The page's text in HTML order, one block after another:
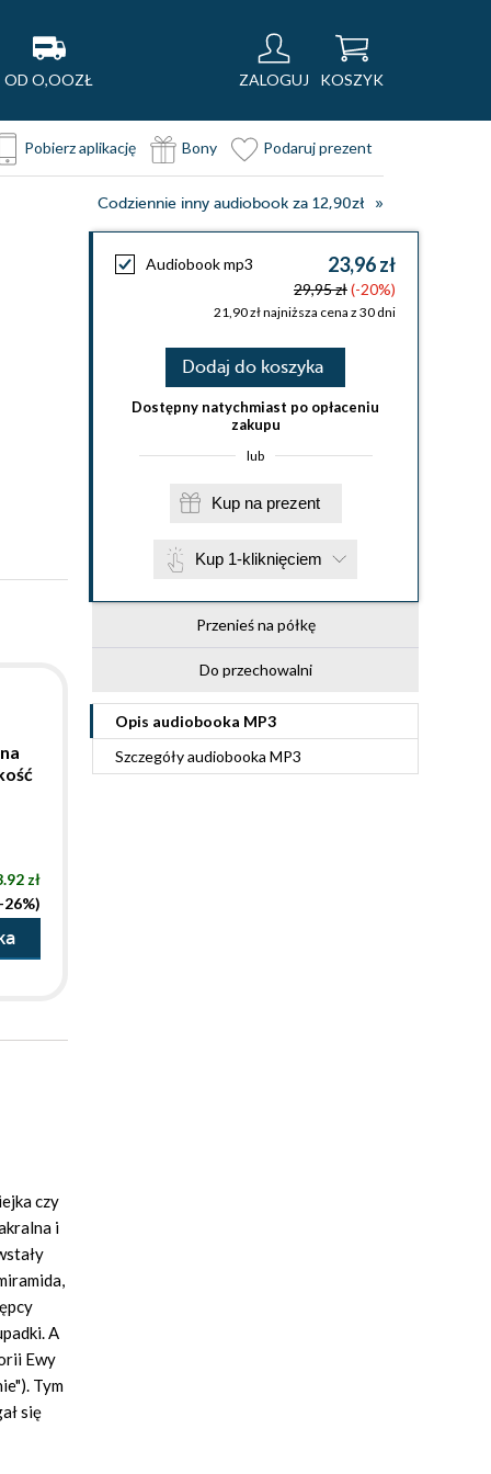
OD O,OOZŁ ZALOGUJ KOSZYK
Pobierz aplikację Bony Podaruj prezent
Codziennie inny audiobook za 12,90zł
Audiobook mp3 23,96 zł
29,95 zł(-20%)
21,90 zł najniższa cena z 30 dni
Dodaj do koszyka
Dostępny natychmiast po opłaceniu
zakupu
lub
Kup na prezent
Kup 1-kliknięciem
Przenieś na półkę
Do przechowalni
Opis audiobooka MP3
Szczegółyaudiobooka MP3
zł
26%)
czy
i
A
Ewy
Tym
się